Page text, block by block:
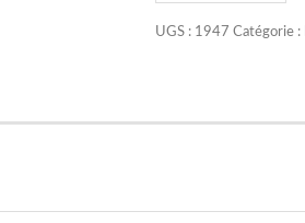
UGS : 1947 Catégorie :